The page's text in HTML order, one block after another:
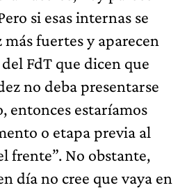
si esas internas se
fuertes y aparecen
FdT que dicen que
no deba presentarse
entonces estaríamos
o etapa previa al
frente”. No obstante,
día no cree que vaya en